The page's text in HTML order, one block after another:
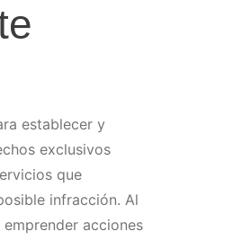
establecer y
exclusivos
que
infracción. Al
acciones